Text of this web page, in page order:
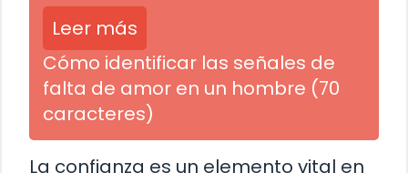
Leer más
Cómo identificar las señales de
falta de amor en un hombre (70
caracteres)
La confianza es un elemento vital en